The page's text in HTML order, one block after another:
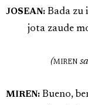
JOSEAN: Bada zu
jota zaude
(miren
MIREN: Bueno,